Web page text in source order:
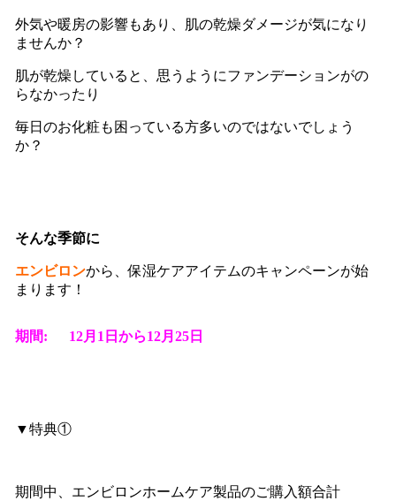
外気や暖房の影響もあり、肌の乾燥ダメージが気になり
ませんか？
肌が乾燥していると、思うようにファンデーションがの
らなかったり
毎日のお化粧も困っている方多いのではないでしょう
か？
そんな季節に
エンビロンから、保湿ケアアイテムのキャンペーンが始
まります！
期 間: 12月1日 から12月25日
▼特典①
期間中、エンビロンホームケア製品のご購入額合計